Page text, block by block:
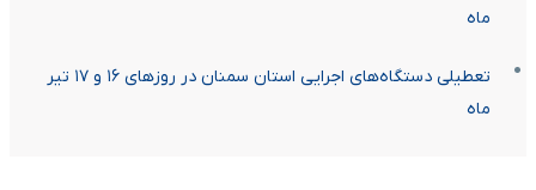
ماه
تعطیلی دستگاه‌های اجرایی استان سمنان در روزهای ۱۶ و ۱۷ تیر
ماه